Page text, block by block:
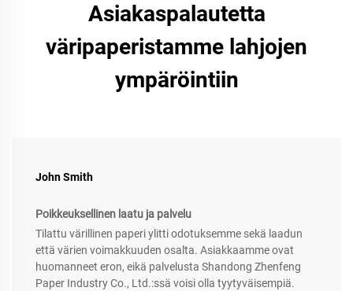
Asiakaspalautetta
väripaperistamme lahjojen
ympäröintiin
John Smith
Poikkeuksellinen laatu ja palvelu
Tilattu värillinen paperi ylitti odotuksemme sekä laadun
että värien voimakkuuden osalta. Asiakkaamme ovat
huomanneet eron, eikä palvelusta Shandong Zhenfeng
Paper Industry Co., Ltd.:ssä voisi olla tyytyväisempiä.